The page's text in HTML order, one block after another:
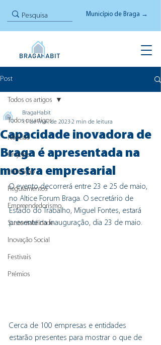
Município de Braga →
Post
Todos os artigos
Notícias
Projetos
Habitação
Regulamentos
Empreendedorismo
Sustentabilidade
Inovação Social
Festivais
Prémios
Todos os artigos
Capacidade inovadora de
Braga é apresentada na
mostra empresarial
BragaHabit
11 de mai. de 2023 2 min de leitura
O evento decorrerá entre 23 e 25 de maio,
no Altice Forum Braga. O secretário de
Estado do Trabalho, Miguel Fontes, estará
presente na inauguração, dia 23 de maio.
Cerca de 100 empresas e entidades
estarão presentes para mostrar o que de